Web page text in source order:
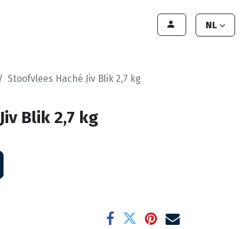
NL
Stoofvlees Haché Jiv Blik 2,7 kg
Blik 2,7 kg